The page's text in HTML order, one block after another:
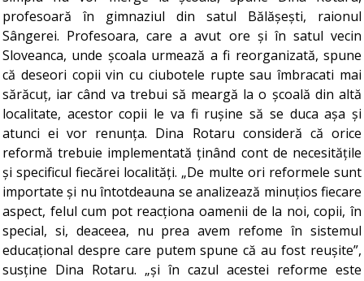
profesoară în gimnaziul din satul Bălășești, raionul
Sângerei. Profesoara, care a avut ore și în satul vecin
Sloveanca, unde școala urmează a fi reorganizată, spune
că deseori copii vin cu ciubotele rupte sau îmbracati mai
sărăcuț, iar când va trebui să meargă la o școală din altă
localitate, acestor copii le va fi rușine să se duca așa și
atunci ei vor renunța. Dina Rotaru consideră că orice
reformă trebuie implementată ținând cont de necesitățile
și specificul fiecărei localități. „De multe ori reformele sunt
importate și nu întotdeauna se analizează minuțios fiecare
aspect, felul cum pot reacționa oamenii de la noi, copii, în
special, si, deaceea, nu prea avem refome în sistemul
educațional despre care putem spune că au fost reușite”,
susține Dina Rotaru. „și în cazul acestei reforme este